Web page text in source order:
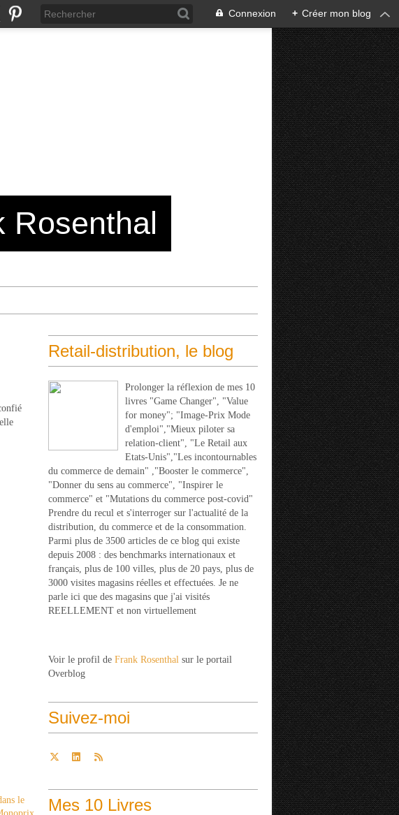
Connexion + Créer mon blog
Rosenthal
Retail-distribution, le blog
Prolonger la réflexion de mes 10
livres "Game Changer", "Value
for money"; "Image-Prix Mode
d'emploi","Mieux piloter sa
relation-client", "Le Retail aux
Etats-Unis","Les incontournables
du commerce de demain" ,"Booster le commerce",
"Donner du sens au commerce", "Inspirer le
commerce" et "Mutations du commerce post-covid"
Prendre du recul et s'interroger sur l'actualité de la
distribution, du commerce et de la consommation.
Parmi plus de 3500 articles de ce blog qui existe
depuis 2008 : des benchmarks internationaux et
français, plus de 100 villes, plus de 20 pays, plus de
3000 visites magasins réelles et effectuées. Je ne
parle ici que des magasins que j'ai visités
REELLEMENT et non virtuellement
Voir le profil de Frank Rosenthal sur le portail
Overblog
Suivez-moi
Mes 10 Livres